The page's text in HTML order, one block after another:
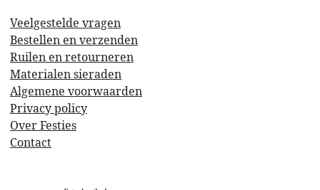
Veelgestelde vragen
Bestellen en verzenden
Ruilen en retourneren
Materialen sieraden
Algemene voorwaarden
Privacy policy
Over Festies
Contact